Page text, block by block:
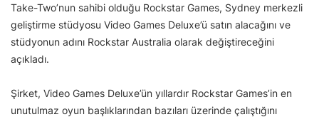
Take-Two’nun sahibi olduğu Rockstar Games, Sydney merkezli
geliştirme stüdyosu Video Games Deluxe’ü satın alacağını ve
stüdyonun adını Rockstar Australia olarak değiştireceğini
açıkladı.
Şirket, Video Games Deluxe’ün yıllardır Rockstar Games’in en
unutulmaz oyun başlıklarından bazıları üzerinde çalıştığını